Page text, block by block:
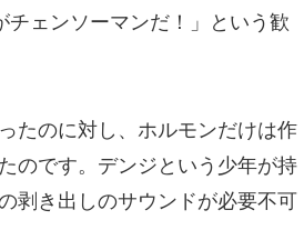
ェンソーマンだ！」という歓
たのに対し、ホルモンだけは作
のです。デンジという少年が持
剥き出しのサウンドが必要不可